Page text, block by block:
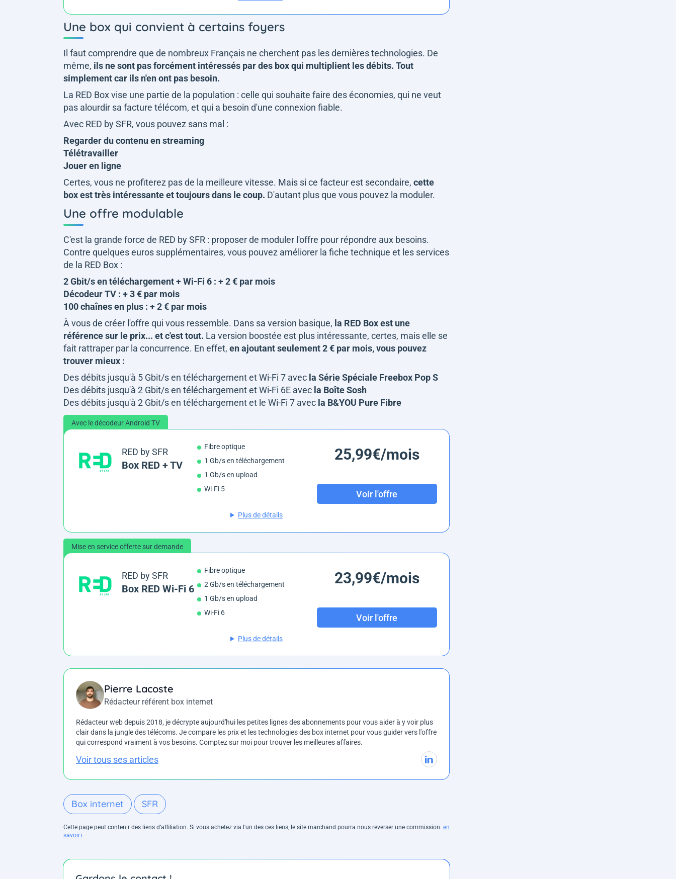
Une box qui convient à certains foyers
Il faut comprendre que de nombreux Français ne cherchent pas les dernières technologies. De
même, ils ne sont pas forcément intéressés par des box qui multiplient les débits. Tout
simplement car ils n'en ont pas besoin.
La RED Box vise une partie de la population : celle qui souhaite faire des économies, qui ne veut
pas alourdir sa facture télécom, et qui a besoin d'une connexion fiable.
Avec RED by SFR, vous pouvez sans mal :
Regarder du contenu en streaming
Télétravailler
Jouer en ligne
Certes, vous ne profiterez pas de la meilleure vitesse. Mais si ce facteur est secondaire, cette
box est très intéressante et toujours dans le coup. D'autant plus que vous pouvez la moduler.
Une offre modulable
C'est la grande force de RED by SFR : proposer de moduler l'offre pour répondre aux besoins.
Contre quelques euros supplémentaires, vous pouvez améliorer la fiche technique et les services
de la RED Box :
2 Gbit/s en téléchargement + Wi-Fi 6 : + 2 € par mois
Décodeur TV : + 3 € par mois
100 chaînes en plus : + 2 € par mois
À vous de créer l'offre qui vous ressemble. Dans sa version basique, la RED Box est une
référence sur le prix... et c'est tout. La version boostée est plus intéressante, certes, mais elle se
fait rattraper par la concurrence. En effet, en ajoutant seulement 2 € par mois, vous pouvez
trouver mieux :
Des débits jusqu'à 5 Gbit/s en téléchargement et Wi-Fi 7 avec la Série Spéciale Freebox Pop S
Des débits jusqu'à 2 Gbit/s en téléchargement et Wi-Fi 6E avec la Boîte Sosh
Des débits jusqu'à 2 Gbit/s en téléchargement et le Wi-Fi 7 avec la B&YOU Pure Fibre
Avec le décodeur Android TV
RED by SFR
Box RED + TV
Fibre optique
1 Gb/s en téléchargement
1 Gb/s en upload
Wi-Fi 5
25,99€/mois
Voir l'offre
Plus de détails
Mise en service offerte sur demande
RED by SFR
Box RED Wi-Fi 6
Fibre optique
2 Gb/s en téléchargement
1 Gb/s en upload
Wi-Fi 6
23,99€/mois
Voir l'offre
Plus de détails
Pierre Lacoste
Rédacteur référent box internet
Rédacteur web depuis 2018, je décrypte aujourd'hui les petites lignes des abonnements pour vous aider à y voir plus
clair dans la jungle des télécoms. Je compare les prix et les technologies des box internet pour vous guider vers l'offre
qui correspond vraiment à vos besoins. Comptez sur moi pour trouver les meilleures affaires.
Voir tous ses articles
Box internet SFR
Cette page peut contenir des liens d’affiliation. Si vous achetez via l'un des ces liens, le site marchand pourra nous reverser une commission. en
savoir+